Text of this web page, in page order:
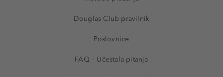
Douglas Club pravilnik
Poslovnice
FAQ – Učestala pitanja